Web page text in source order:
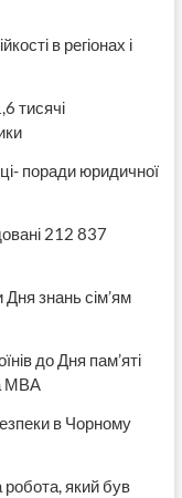
в регіонах і
тисячі
поради юридичної
212 837
знань сім’ям
до Дня пам’яті
МВА
в Чорному
який був